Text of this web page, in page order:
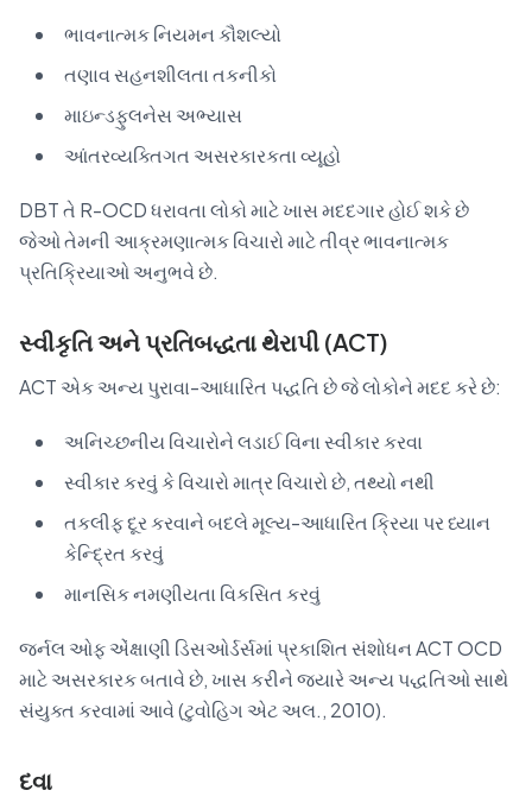
ભાવનાત્મક નિયમન કૌશલ્યો
તણાવ સહનશીલતા તકનીકો
માઇન્ડફુલનેસ અભ્યાસ
આંતરવ્યક્તિગત અસરકારકતા વ્યૂહો
DBT તે R-OCD ધરાવતા લોકો માટે ખાસ મદદગાર હોઈ શકે છે
જેઓ તેમની આક્રમણાત્મક વિચારો માટે તીવ્ર ભાવનાત્મક
પ્રતિક્રિયાઓ અનુભવે છે.
સ્વીકૃતિ અને પ્રતિબદ્ધતા થેરાપી (ACT)
ACT એક અન્ય પુરાવા-આધારિત પદ્ધતિ છે જે લોકોને મદદ કરે છે:
અનિચ્છનીય વિચારોને લડાઈ વિના સ્વીકાર કરવા
સ્વીકાર કરવું કે વિચારો માત્ર વિચારો છે, તથ્યો નથી
તકલીફ દૂર કરવાને બદલે મૂલ્ય-આધારિત ક્રિયા પર ધ્યાન
કેન્દ્રિત કરવું
માનસિક નમણીયતા વિકસિત કરવું
જર્નલ ઓફ એંક્ષાણી ડિસઓર્ડર્સમાં પ્રકાશિત સંશોધન ACT OCD
માટે અસરકારક બતાવે છે, ખાસ કરીને જ્યારે અન્ય પદ્ધતિઓ સાથે
સંયુક્ત કરવામાં આવે (ટુવોહિગ એટ અલ., 2010).
દવા